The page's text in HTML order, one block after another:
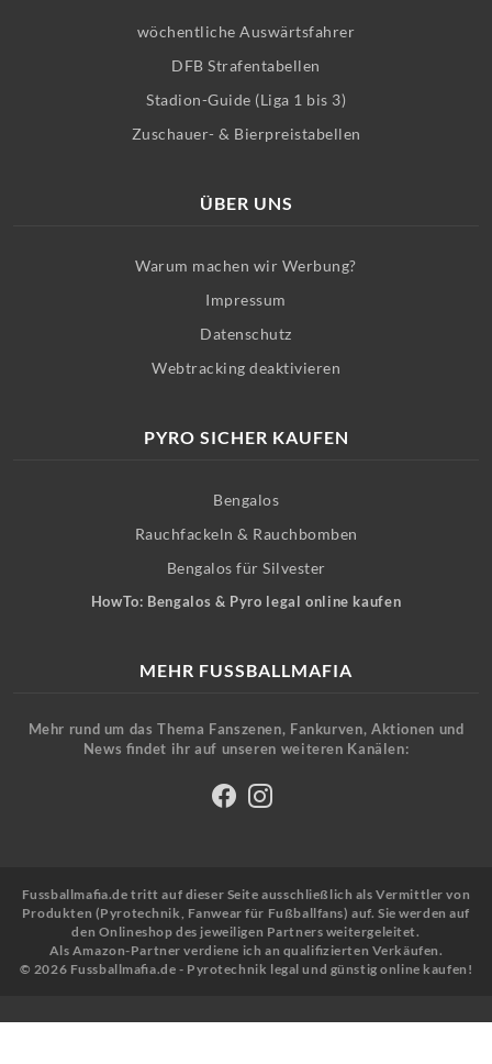
wöchentliche Auswärtsfahrer
DFB Strafentabellen
Stadion-Guide (Liga 1 bis 3)
Zuschauer- & Bierpreistabellen
ÜBER UNS
Warum machen wir Werbung?
Impressum
Datenschutz
Webtracking deaktivieren
PYRO SICHER KAUFEN
Bengalos
Rauchfackeln & Rauchbomben
Bengalos für Silvester
HowTo: Bengalos & Pyro legal online kaufen
MEHR FUSSBALLMAFIA
Mehr rund um das Thema Fanszenen, Fankurven, Aktionen und
News findet ihr auf unseren weiteren Kanälen:
Fussballmafia.de tritt auf dieser Seite ausschließlich als Vermittler von
Produkten (Pyrotechnik, Fanwear für Fußballfans) auf. Sie werden auf
den Onlineshop des jeweiligen Partners weitergeleitet.
Als Amazon-Partner verdiene ich an qualifizierten Verkäufen.
© 2026 Fussballmafia.de - Pyrotechnik legal und günstig online kaufen!